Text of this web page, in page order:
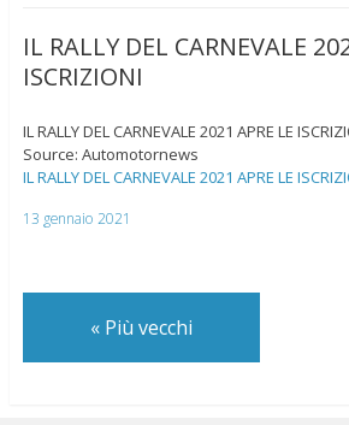
IL RALLY DEL CARNEVALE
ISCRIZIONI
IL RALLY DEL CARNEVALE 2021 APRE LE
Source: Automotornews
IL RALLY DEL CARNEVALE 2021 APRE LE
13 gennaio 2021
«Più vecchi